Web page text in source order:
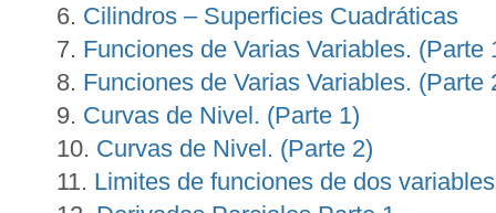
Cilindros – Superficies Cuadráticas
Funciones de Varias Variables. (Parte
Funciones de Varias Variables. (Parte
Curvas de Nivel. (Parte 1)
Curvas de Nivel. (Parte 2)
Limites de funciones de dos variables